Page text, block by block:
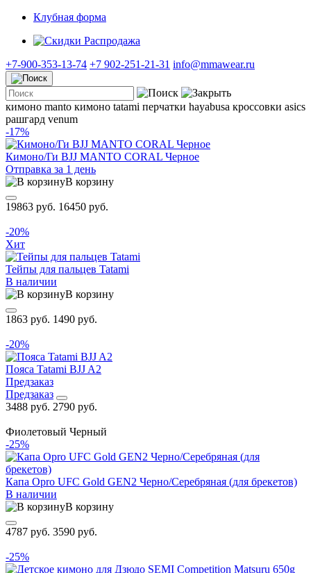
Клубная форма
Распродажа
+7-900-353-13-74 +7 902-251-21-31 info@mmawear.ru
кимоно manto кимоно tatami перчатки hayabusa кроссовки asics
рашгард venum
-17%
Кимоно/Ги BJJ MANTO CORAL Черное
Отправка за 1 день
В корзину
19863 руб. 16450 руб.
-20%
Хит
Тейпы для пальцев Tatami
В наличии
В корзину
1863 руб. 1490 руб.
-20%
Пояса Tatami BJJ A2
Предзаказ
Предзаказ
3488 руб. 2790 руб.
Фиолетовый Черный
-25%
Капа Opro UFC Gold GEN2 Черно/Серебряная (для брекетов)
В наличии
В корзину
4787 руб. 3590 руб.
-25%